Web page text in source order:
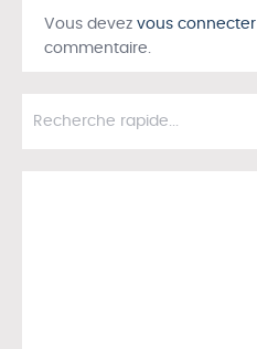
Vous devez vous connecter
commentaire.